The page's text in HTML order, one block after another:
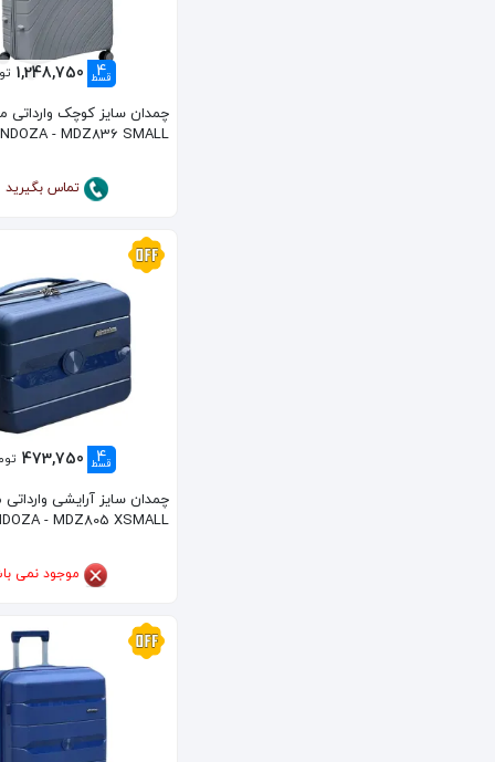
4
قسط 1,248,750
چمدان سایز کوچک وارداتی
- MDZ836 SMALL
تماس بگیرید
4
قسط 473,750
چمدان سایز آرایشی وارداتی
- MDZ805 XSMALL
موجود نمی